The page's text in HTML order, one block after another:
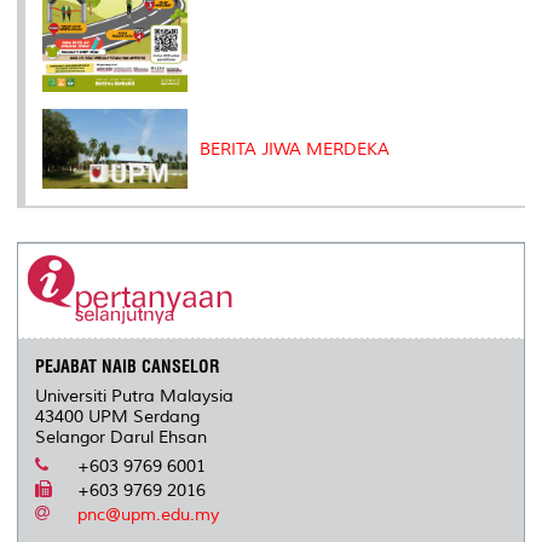
BERITA JIWA MERDEKA
PEJABAT NAIB CANSELOR
Universiti Putra Malaysia
43400 UPM Serdang
Selangor Darul Ehsan
+603 9769 6001
+603 9769 2016
pnc@upm.edu.my